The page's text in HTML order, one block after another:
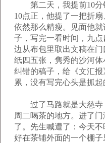
第二天，我提前10分
10点正，他提了一把折
依然那么精瘦。见面他
子，写完一看时间，九
边从布包里取出文稿在
纸四五张，隽秀的沙河
纠错的稿子，给《文汇
累，没有写完心头是抓
过了马路就是大慈寺
周二喝茶的地方。进了
了。先生喊遭了：今天
好在茶铺外面的一个棚